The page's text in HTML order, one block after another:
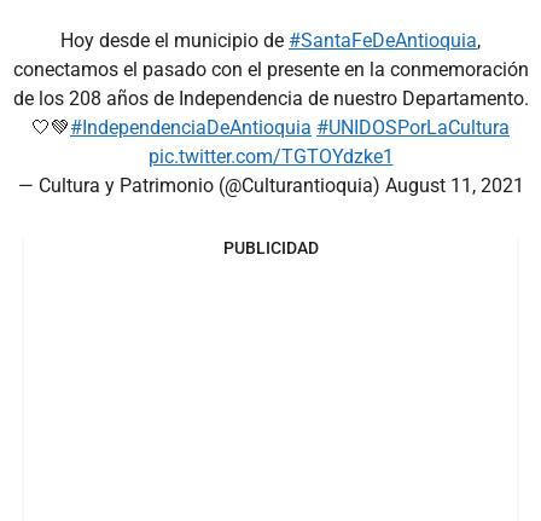
Hoy desde el municipio de #SantaFeDeAntioquia,
conectamos el pasado con el presente en la conmemoración
de los 208 años de Independencia de nuestro Departamento.
🤍💚#IndependenciaDeAntioquia #UNIDOSPorLaCultura
pic.twitter.com/TGTOYdzke1
— Cultura y Patrimonio (@Culturantioquia) August 11, 2021
PUBLICIDAD